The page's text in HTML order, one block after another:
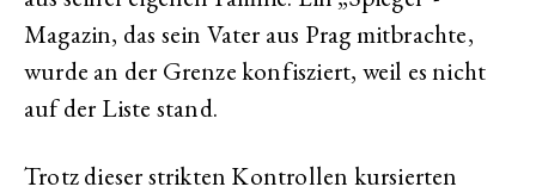
Magazin, das sein Vater aus Prag mitbrachte,
wurde an der Grenze konfisziert, weil es nicht
auf der Liste stand.
Trotz dieser strikten Kontrollen kursierten